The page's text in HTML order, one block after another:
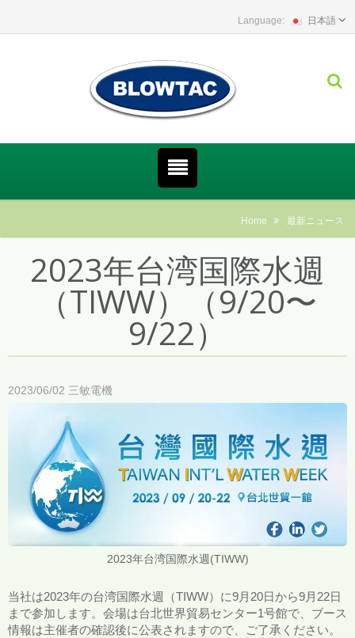
日本語
Home 最新ニュース
2023年台湾国際水週
（TIWW）（9/20〜
9/22）
2023/06/02 三敏電機
2023年台湾国際水週(TIWW)
当社は2023年の台湾国際水週（TIWW）に9月20日から9月22日
まで参加します。会場は台北世界貿易センター1号館で、ブース
情報は主催者の確認後に公表されますので、ご了承ください。